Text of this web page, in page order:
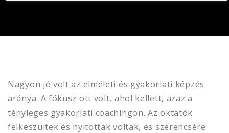
Nagyon jó volt az elméleti és gyakorlati képzés
aránya. A fókusz ott volt, ahol kellett, azaz a
tényleges gyakorlati coachingon. Az oktatók
felkészültek és nyitottak voltak, és szerencsére